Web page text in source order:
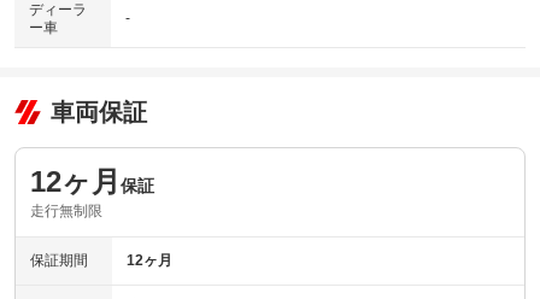
ディーラ
ー車
-
車両保証
12ヶ月 保証
走行無制限
保証期間 12ヶ月